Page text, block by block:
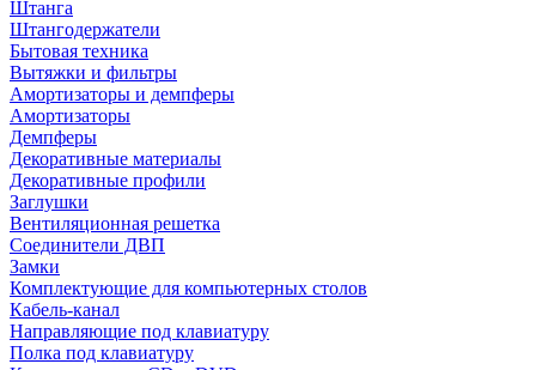
Штанга
Штангодержатели
Бытовая техника
Вытяжки и фильтры
Амортизаторы и демпферы
Амортизаторы
Демпферы
Декоративные материалы
Декоративные профили
Заглушки
Вентиляционная решетка
Соединители ДВП
Замки
Комплектующие для компьютерных столов
Кабель-канал
Направляющие под клавиатуру
Полка под клавиатуру